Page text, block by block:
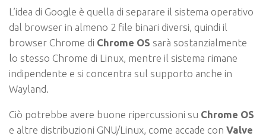
L’idea di Google è quella di separare il sistema operativo
dal browser in almeno 2 file binari diversi, quindi il
browser Chrome di Chrome OS sarà sostanzialmente
lo stesso Chrome di Linux, mentre il sistema rimane
indipendente e si concentra sul supporto anche in
Wayland.
Ciò potrebbe avere buone ripercussioni su Chrome OS
e altre distribuzioni GNU/Linux, come accade con Valve